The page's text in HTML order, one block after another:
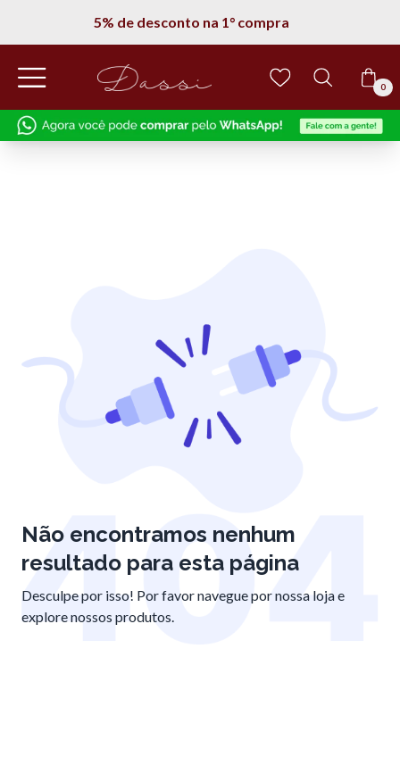
5% de desconto na 1° compra
0
Não encontramos nenhum
resultado para esta página
Desculpe por isso! Por favor navegue por nossa loja e
explore nossos produtos.